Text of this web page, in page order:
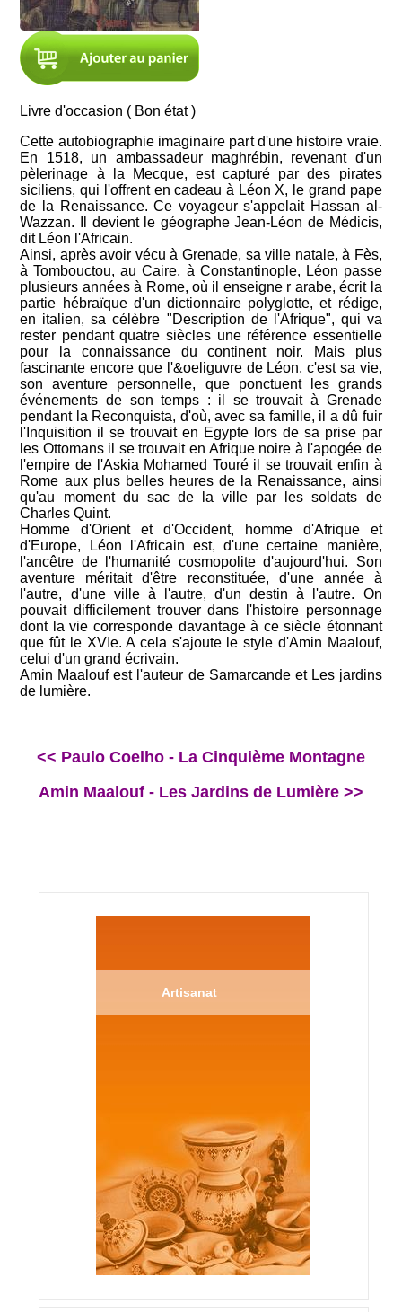
Livre d'occasion ( Bon état )
Cette autobiographie imaginaire part d'une histoire vraie.
En 1518, un ambassadeur maghrébin, revenant d'un
pèlerinage à la Mecque, est capturé par des pirates
siciliens, qui l'offrent en cadeau à Léon X, le grand pape
de la Renaissance. Ce voyageur s'appelait Hassan al-
Wazzan. Il devient le géographe Jean-Léon de Médicis,
dit Léon l'Africain.
Ainsi, après avoir vécu à Grenade, sa ville natale, à Fès,
à Tombouctou, au Caire, à Constantinople, Léon passe
plusieurs années à Rome, où il enseigne r arabe, écrit la
partie hébraïque d'un dictionnaire polyglotte, et rédige,
en italien, sa célèbre "Description de l'Afrique", qui va
rester pendant quatre siècles une référence essentielle
pour la connaissance du continent noir. Mais plus
fascinante encore que l'&oeliguvre de Léon, c'est sa vie,
son aventure personnelle, que ponctuent les grands
événements de son temps : il se trouvait à Grenade
pendant la Reconquista, d'où, avec sa famille, il a dû fuir
l'Inquisition il se trouvait en Egypte lors de sa prise par
les Ottomans il se trouvait en Afrique noire à l'apogée de
l'empire de l'Askia Mohamed Touré il se trouvait enfin à
Rome aux plus belles heures de la Renaissance, ainsi
qu'au moment du sac de la ville par les soldats de
Charles Quint.
Homme d'Orient et d'Occident, homme d'Afrique et
d'Europe, Léon l'Africain est, d'une certaine manière,
l'ancêtre de l'humanité cosmopolite d'aujourd'hui. Son
aventure méritait d'être reconstituée, d'une année à
l'autre, d'une ville à l'autre, d'un destin à l'autre. On
pouvait difficilement trouver dans l'histoire personnage
dont la vie corresponde davantage à ce siècle étonnant
que fût le XVIe. A cela s'ajoute le style d'Amin Maalouf,
celui d'un grand écrivain.
Amin Maalouf est l'auteur de Samarcande et Les jardins
de lumière.
<< Paulo Coelho - La Cinquième Montagne
Amin Maalouf - Les Jardins de Lumière >>
Artisanat